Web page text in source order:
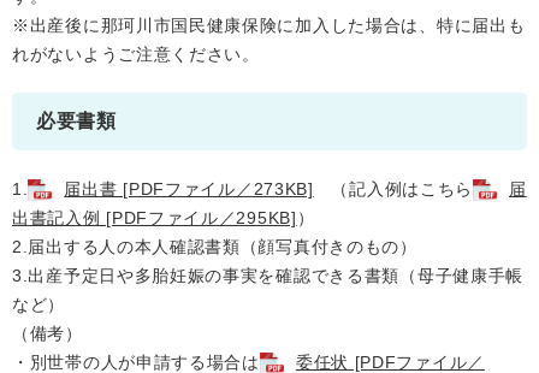
※出産後に那珂川市国民健康保険に加入した場合は、特に届出も
れがないようご注意ください。
必要書類
1. 届出書 [PDFファイル／273KB] （記入例はこちら
届
出書記入例 [PDFファイル／295KB] ）
2.届出する人の本人確認書類（顔写真付きのもの）
3.出産予定日や多胎妊娠の事実を確認できる書類（母子健康手帳
など）
（備考）
・別世帯の人が申請する場合は
委任状 [PDFファイル／